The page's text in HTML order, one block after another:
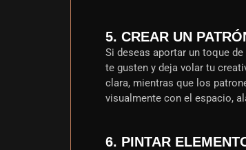
5. CREAR UN
Si deseas aportar un toque
te gusten y deja volar tu
clara, mientras que los
visualmente con el espacio,
6. PINTAR